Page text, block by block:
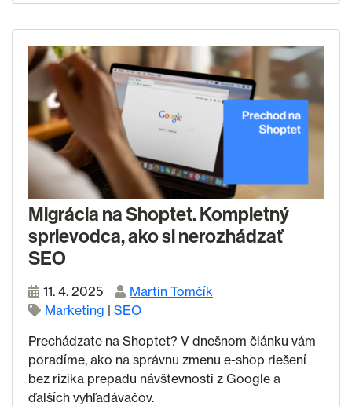
Migrácia na Shoptet. Kompletný
sprievodca, ako si nerozhádzať
SEO
11. 4. 2025
Martin Tomčík
Marketing | SEO
Prechádzate na Shoptet? V dnešnom článku vám
poradíme, ako na správnu zmenu e-shop riešení
bez rizika prepadu návštevnosti z Google a
ďalších vyhľadávačov.